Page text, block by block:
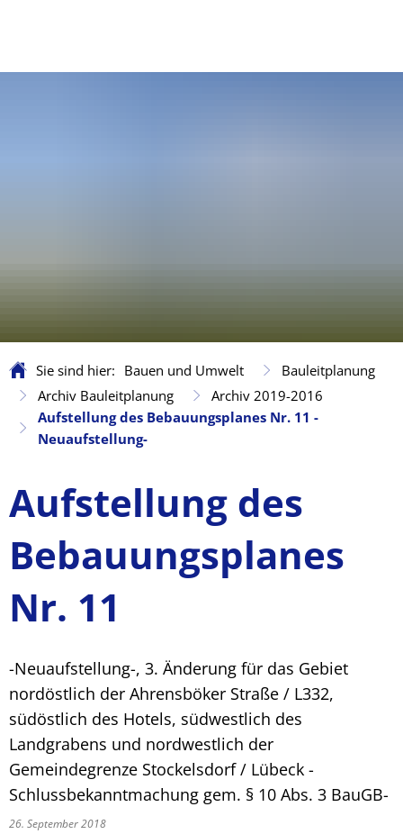
Sie sind hier: Bauen und Umwelt
Bauleitplanung
Archiv Bauleitplanung
Archiv 2019-2016
Aufstellung des Bebauungsplanes Nr. 11 -
Neuaufstellung-
Aufstellung des
Bebauungsplanes
Nr. 11
-Neuaufstellung-, 3. Änderung für das Gebiet
nordöstlich der Ahrensböker Straße / L332,
südöstlich des Hotels, südwestlich des
Landgrabens und nordwestlich der
Gemeindegrenze Stockelsdorf / Lübeck -
Schlussbekanntmachung gem. § 10 Abs. 3 BauGB-
26. September 2018